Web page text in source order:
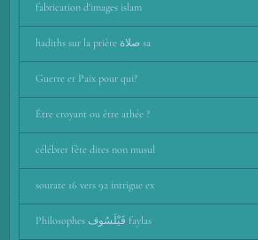
fabrication d'images islam
hadiths sur la prière صلاة sa
Guerre et Paix pour qui?
Être croyant ou être athée ?
célébrer fête dites non musul
sourate 16 vers 92 intrigue ex
Philosophes فَيْلَسُوف faylas